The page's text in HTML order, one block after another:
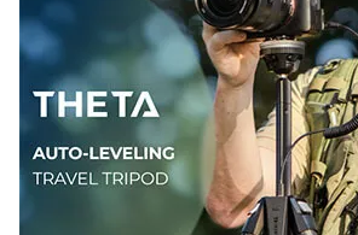
ー